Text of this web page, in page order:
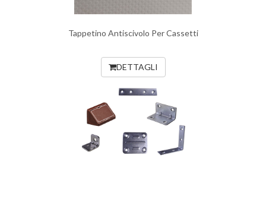
Tappetino Antiscivolo Per Cassetti
DETTAGLI